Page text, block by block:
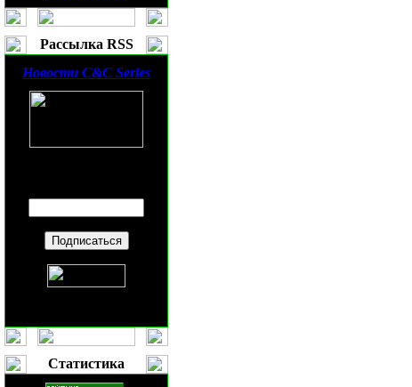
Рассылка RSS
Новости C&C Series
Статистика